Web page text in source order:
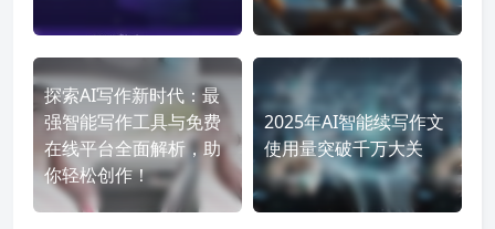
探索AI写作新时代：最
强智能写作工具与免费
在线平台全面解析，助
你轻松创作！
2025年AI智能续写作文
使用量突破千万大关